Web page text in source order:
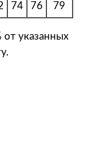
74 76 79
от указанных